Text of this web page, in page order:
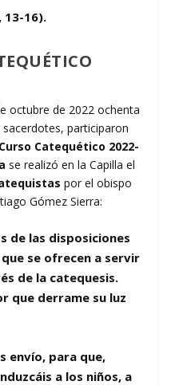
13-16).
octubre de 2022 ochenta
participaron
Catequético 2022-
se realizó en la Capilla el
por el obispo
Gómez Sierra:
de las disposiciones
se ofrecen a servir
de la catequesis.
que derrame su luz
envío, para que,
a los niños, a